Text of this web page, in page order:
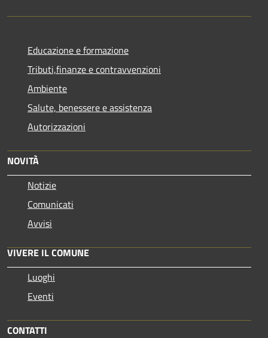
Educazione e formazione
Tributi,finanze e contravvenzioni
Ambiente
Salute, benessere e assistenza
Autorizzazioni
NOVITÀ
Notizie
Comunicati
Avvisi
VIVERE IL COMUNE
Luoghi
Eventi
CONTATTI